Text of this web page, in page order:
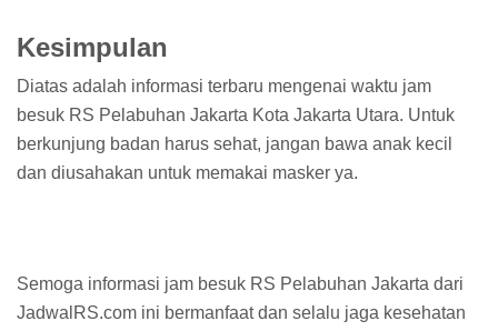
Kesimpulan
Diatas adalah informasi terbaru mengenai waktu jam
besuk RS Pelabuhan Jakarta Kota Jakarta Utara. Untuk
berkunjung badan harus sehat, jangan bawa anak kecil
dan diusahakan untuk memakai masker ya.
Semoga informasi jam besuk RS Pelabuhan Jakarta dari
JadwalRS.com ini bermanfaat dan selalu jaga kesehatan